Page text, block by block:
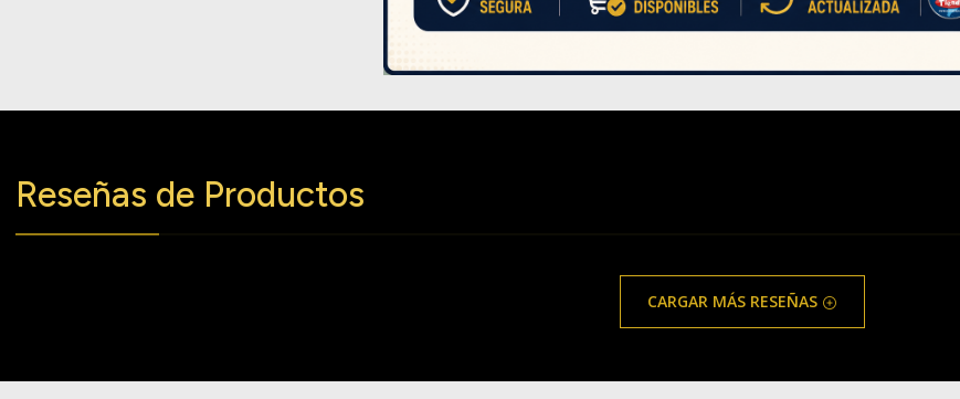
Reseñas de Productos
CARGAR MÁS RESEÑAS